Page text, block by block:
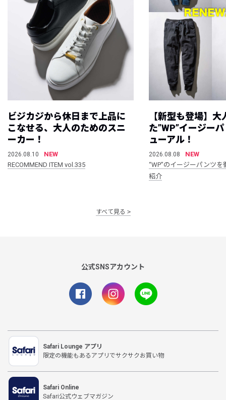
ビジカジから休日まで上品に
こなせる、大人のためのスニ
ーカー！
2026.08.10
NEW
RECOMMEND ITEM vol.335
【新型も登場】大
た”WP”イージー
ューアル！
2026.08.08
NEW
“WP”のイージーパンツ
紹介
すべて見る
公式SNSアカウント
Safari Lounge アプリ
限定の機能もあるアプリでサクサクお買い物
Safari Online
Safari公式ウェブマガジン